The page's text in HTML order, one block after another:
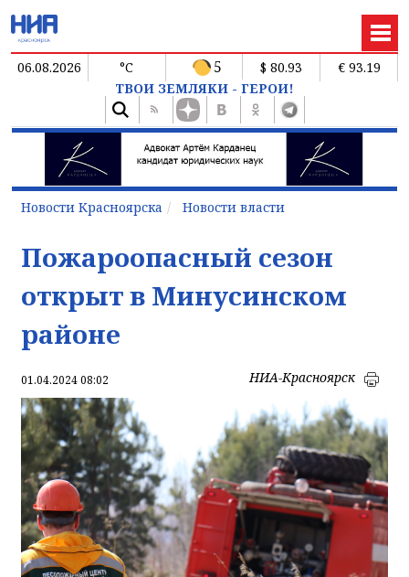
06.08.2026 °C 5 $ 80.93
€ 93.19
ТВОИ ЗЕМЛЯКИ - ГЕРОИ!
Новости Красноярска Новости власти
Пожароопасный сезон
открыт в Минусинском
районе
01.04.2024 08:02 НИА-Красноярск